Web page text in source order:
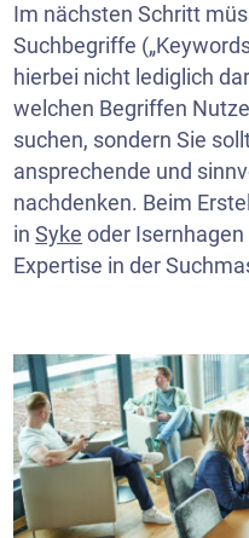
Im nächsten Schritt
Suchbegriffe
hierbei nicht lediglich
welchen Begriffen
suchen, sondern Sie
ansprechende und
nachdenken. Beim
inSyke oder
Expertise in der